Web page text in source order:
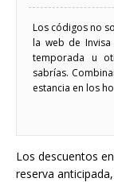
Los códigos no
la web de
temporada u
sabrías.
estancia en los
Los descuentos
reserva